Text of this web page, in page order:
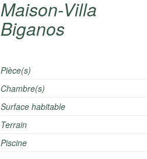
Maison-Villa
Biganos
Pièce(s)
Chambre(s)
Surface habitable
Terrain
Piscine